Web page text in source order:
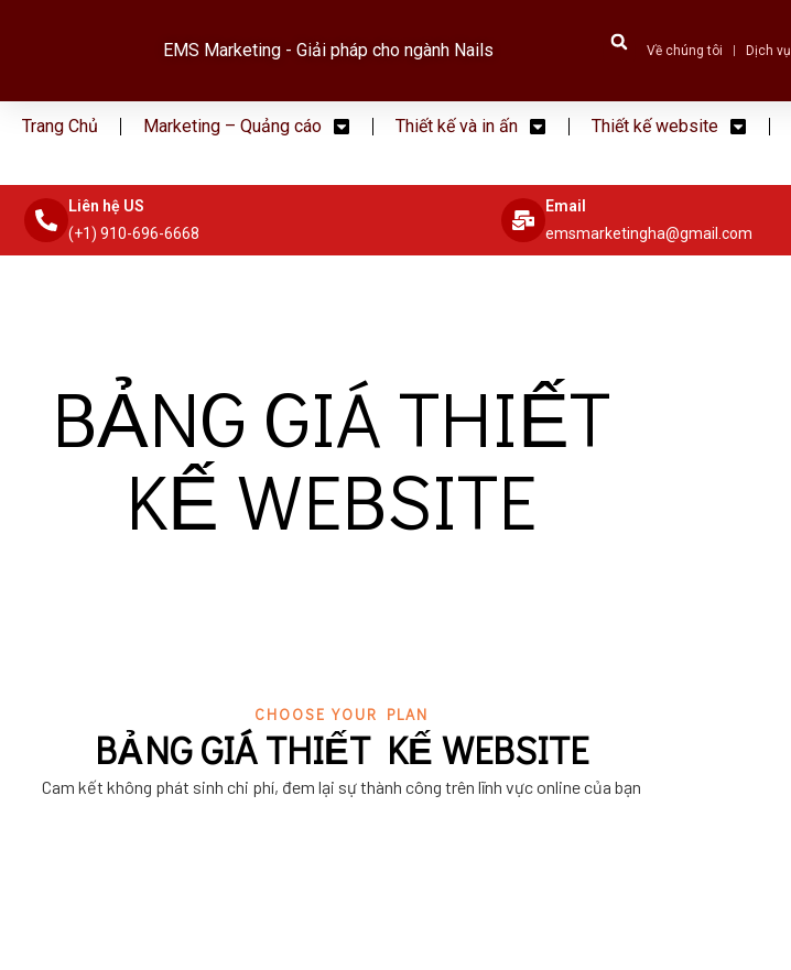
EMS Marketing - Giải pháp cho ngành Nails Về chúng tôi Dịch vụ
Trang Chủ Marketing – Quảng cáo Thiết kế và in ấn Thiết kế website
Liên hệ US
(+1) 910-696-6668
Email
emsmarketingha@gmail.com
BẢNG GIÁ THIẾT
KẾ WEBSITE
CHOOSE YOUR PLAN
BẢNG GIÁ THIẾT KẾ WEBSITE
Cam kết không phát sinh chi phí, đem lại sự thành công trên lĩnh vực online của bạn